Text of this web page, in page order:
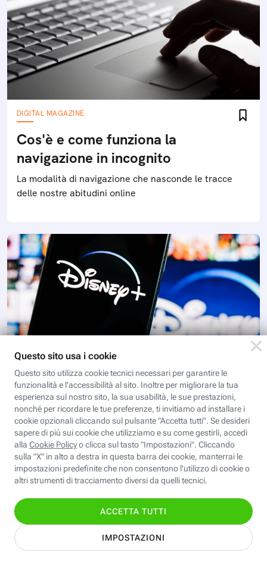
DIGITAL MAGAZINE
Cos'è e come funziona la
navigazione in incognito
La modalità di navigazione che nasconde le tracce
delle nostre abitudini online
DIGITAL MAGAZINE
Perché Disney+ ha rimosso 4K e
HDR dall’abbonamento Premium in
Italia
Disney+ ha rimosso il 4K e l’HDR dall’abbonamento
Premium anche in Italia. Ecco perché è successo e
cosa cambia per gli abbonati alla piattaforma di
streaming
Scopri i corsi gratuiti della